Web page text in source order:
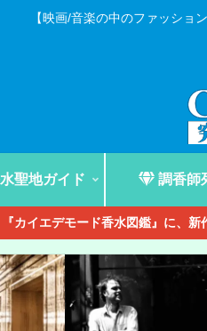
【映画/音楽の中のファッショ
聖地ガイド 調香師
『カイエデモード香水図鑑』に、